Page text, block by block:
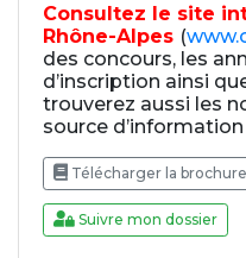
Consultez le site
Rhône-Alpes (
des concours, les
d’inscription ainsi
trouverez aussi les
source
Télécharger la brochure
Suivre mon dossier